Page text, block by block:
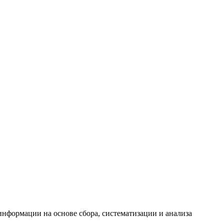
на основе сбора, систематизации и анализа